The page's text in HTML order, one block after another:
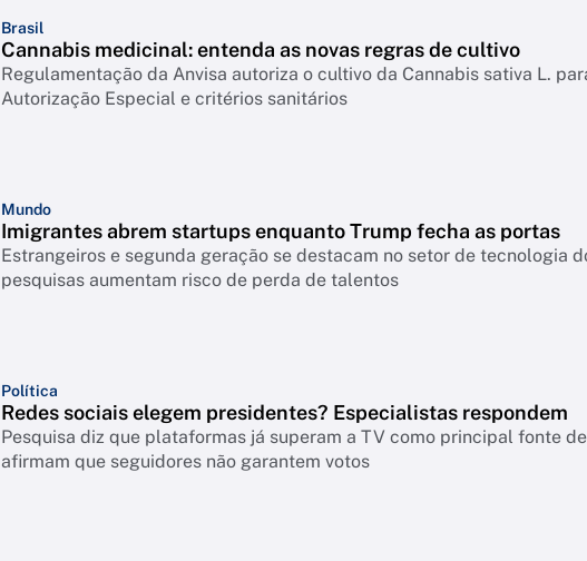
Brasil
Cannabis medicinal: entenda as novas regras de cultivo
Regulamentação da Anvisa autoriza o cultivo da Cannabis sativa L.
Autorização Especial e critérios sanitários
Mundo
Imigrantes abrem startups enquanto Trump fecha as portas
Estrangeiros e segunda geração se destacam no setor de tecnologia
pesquisas aumentam risco de perda de talentos
Política
Redes sociais elegem presidentes? Especialistas respondem
Pesquisa diz que plataformas já superam a TV como principal fonte
afirmam que seguidores não garantem votos